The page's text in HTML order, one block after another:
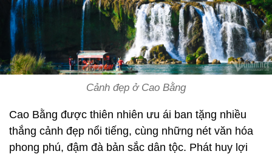
Cảnh đẹp ở Cao Bằng
Cao Bằng được thiên nhiên ưu ái ban tặng nhiều
thắng cảnh đẹp nổi tiếng, cùng những nét văn hóa
phong phú, đậm đà bản sắc dân tộc. Phát huy lợi